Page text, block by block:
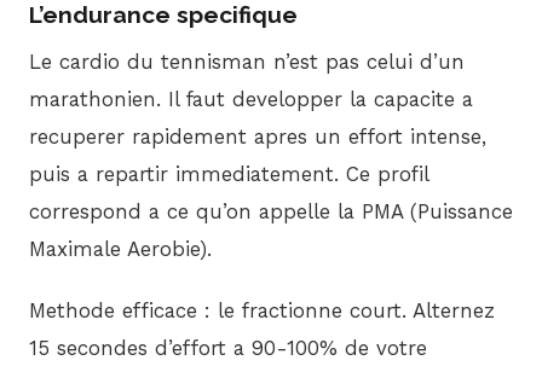
L’endurance specifique
Le cardio du tennisman n’est pas celui d’un
marathonien. Il faut developper la capacite a
recuperer rapidement apres un effort intense,
puis a repartir immediatement. Ce profil
correspond a ce qu’on appelle la PMA (Puissance
Maximale Aerobie).
Methode efficace : le fractionne court. Alternez
15 secondes d’effort a 90-100% de votre